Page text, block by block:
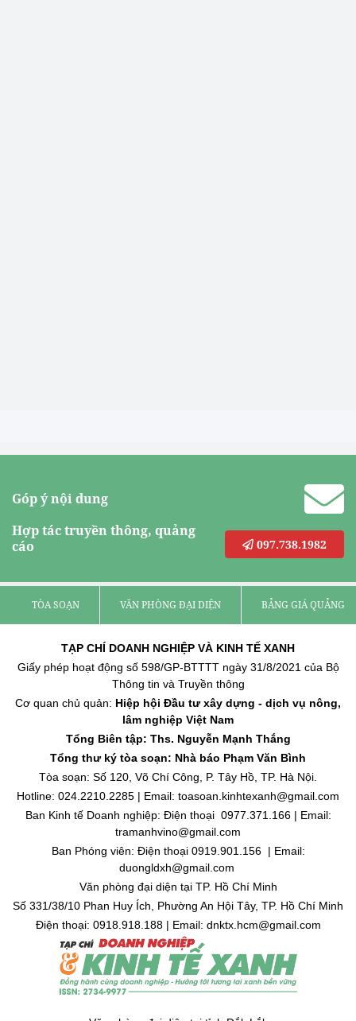
Góp ý nội dung
Hợp tác truyền thông, quảng
cáo
097.738.1982
TÒA SOẠN VĂN PHÒNG ĐẠI DIỆN BẢNG GIÁ QUẢNG
TẠP CHÍ DOANH NGHIỆP VÀ KINH TẾ XANH
Giấy phép hoạt động số 598/GP-BTTTT ngày 31/8/2021 của Bộ
Thông tin và Truyền thông
Cơ quan chủ quản: Hiệp hội Đầu tư xây dựng - dịch vụ nông,
lâm nghiệp Việt Nam
Tổng Biên tập: Ths. Nguyễn Mạnh Thắng
Tổng thư ký tòa soạn: Nhà báo Phạm Văn Bình
Tòa soạn: Số 120, Võ Chí Công, P. Tây Hồ, TP. Hà Nội.
Hotline: 024.2210.2285 | Email: toasoan.kinhtexanh@gmail.com
Ban Kinh tế Doanh nghiệp: Điện thoại 0977.371.166 | Email:
tramanhvino@gmail.com
Ban Phóng viên: Điện thoại 0919.901.156 | Email:
duongldxh@gmail.com
Văn phòng đại diện tại TP. Hồ Chí Minh
Số 331/38/10 Phan Huy Ích, Phường An Hội Tây, TP. Hồ Chí Minh
Điện thoại: 0918.918.188 | Email: dnktx.hcm@gmail.com